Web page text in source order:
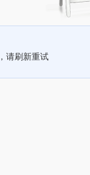
请刷新重试